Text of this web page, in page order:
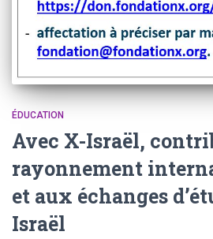
ÉDUCATION
Avec X-Israël,
rayonnement
et aux échanges
Israël